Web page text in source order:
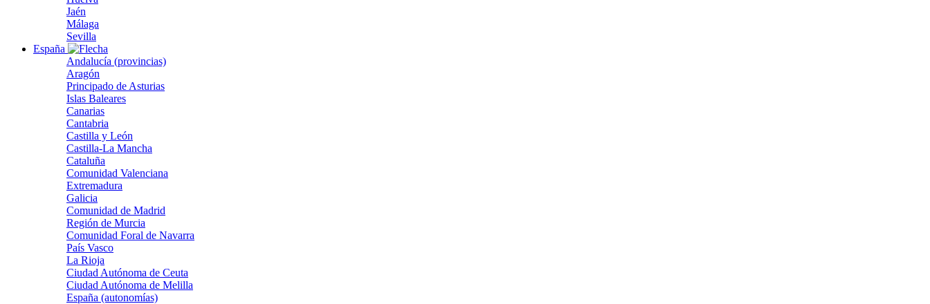
Jaén
Málaga
Sevilla
España
Andalucía (provincias)
Aragón
Principado de Asturias
Islas Baleares
Canarias
Cantabria
Castilla y León
Castilla-La Mancha
Cataluña
Comunidad Valenciana
Extremadura
Galicia
Comunidad de Madrid
Región de Murcia
Comunidad Foral de Navarra
País Vasco
La Rioja
Ciudad Autónoma de Ceuta
Ciudad Autónoma de Melilla
España (autonomías)